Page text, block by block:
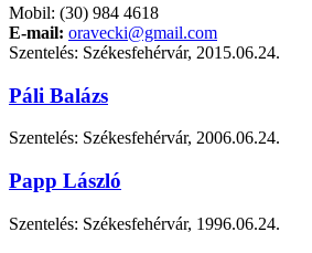
Mobil: (30) 984 4618
E-mail: oravecki@gmail.com
Szentelés: Székesfehérvár, 2015.06.24.
Páli Balázs
Szentelés: Székesfehérvár, 2006.06.24.
Papp László
Szentelés: Székesfehérvár, 1996.06.24.